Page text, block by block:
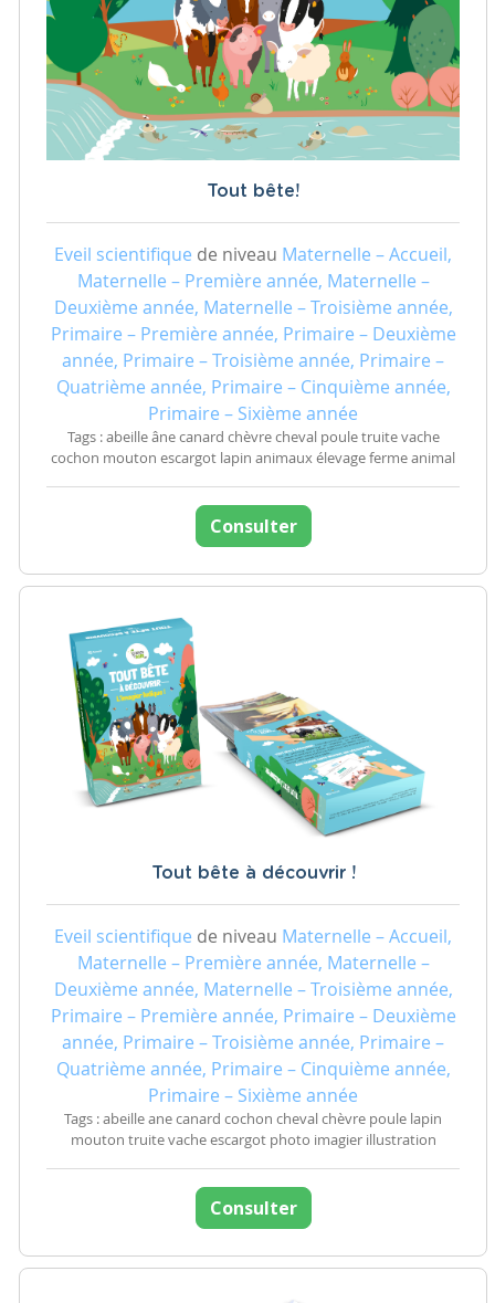
Tout bête!
Eveil scientifique de niveau Maternelle – Accueil,
Maternelle – Première année, Maternelle –
Deuxième année, Maternelle – Troisième année,
Primaire – Première année, Primaire – Deuxième
année, Primaire – Troisième année, Primaire –
Quatrième année, Primaire – Cinquième année,
Primaire – Sixième année
Tags : abeille âne canard chèvre cheval poule truite vache
cochon mouton escargot lapin animaux élevage ferme animal
Consulter
Tout bête à découvrir !
Eveil scientifique de niveau Maternelle – Accueil,
Maternelle – Première année, Maternelle –
Deuxième année, Maternelle – Troisième année,
Primaire – Première année, Primaire – Deuxième
année, Primaire – Troisième année, Primaire –
Quatrième année, Primaire – Cinquième année,
Primaire – Sixième année
Tags : abeille ane canard cochon cheval chèvre poule lapin
mouton truite vache escargot photo imagier illustration
Consulter